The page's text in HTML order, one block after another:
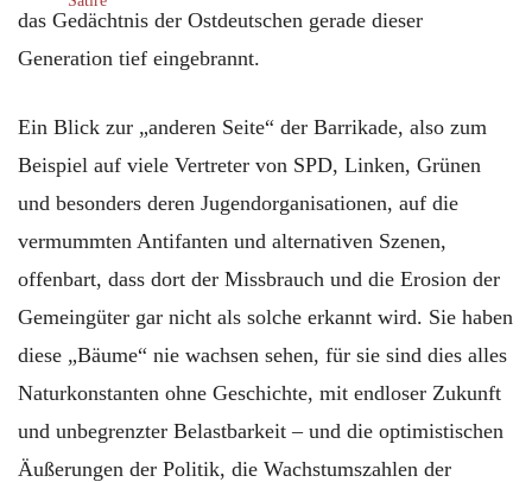
das Gedächtnis der Ostdeutschen gerade dieser
Generation tief eingebrannt.
Ein Blick zur „anderen Seite“ der Barrikade, also zum
Beispiel auf viele Vertreter von SPD, Linken, Grünen
und besonders deren Jugendorganisationen, auf die
vermummten Antifanten und alternativen Szenen,
offenbart, dass dort der Missbrauch und die Erosion der
Gemeingüter gar nicht als solche erkannt wird. Sie haben
diese „Bäume“ nie wachsen sehen, für sie sind dies alles
Naturkonstanten ohne Geschichte, mit endloser Zukunft
und unbegrenzter Belastbarkeit – und die optimistischen
Äußerungen der Politik, die Wachstumszahlen der